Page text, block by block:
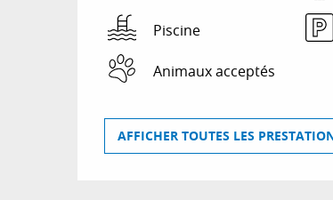
Piscine
Animaux acceptés
AFFICHER TOUTES LES